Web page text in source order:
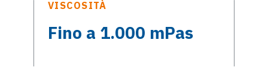
VISCOSITÀ
Fino a 1.000 mPas